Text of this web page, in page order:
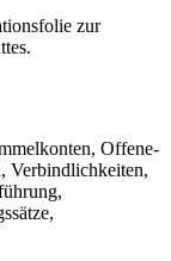
zur
Offene-
Verbindlichkeiten,